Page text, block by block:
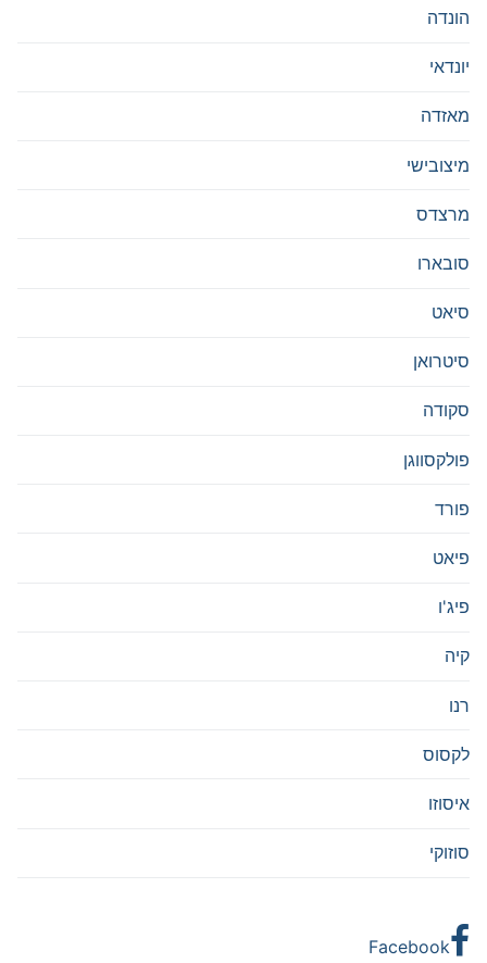
הונדה
יונדאי
מאזדה
מיצובישי
מרצדס
סובארו
סיאט
סיטרואן
סקודה
פולקסווגן
פורד
פיאט
פיג'ו
קיה
רנו
לקסוס
איסוזו
סוזוקי
Facebook